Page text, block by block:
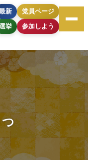
新
挙
党員ページ
参加しよう